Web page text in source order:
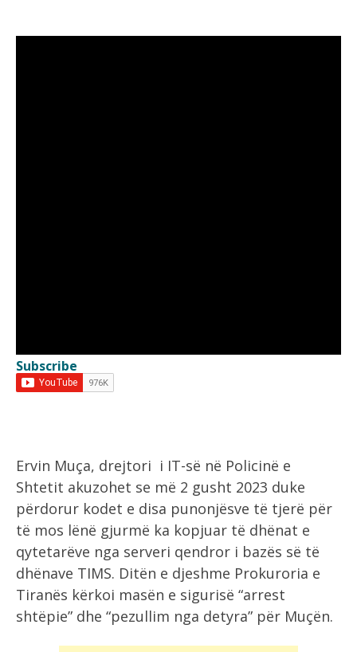
Subscribe
Ervin Muça, drejtori i IT-së në Policinë e
Shtetit akuzohet se më 2 gusht 2023 duke
përdorur kodet e disa punonjësve të tjerë për
të mos lënë gjurmë ka kopjuar të dhënat e
qytetarëve nga serveri qendror i bazës së të
dhënave TIMS. Ditën e djeshme Prokuroria e
Tiranës kërkoi masën e sigurisë “arrest
shtëpie” dhe “pezullim nga detyra” për Muçën.